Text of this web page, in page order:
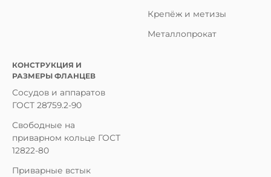
Крепёж и метизы
Металлопрокат
КОНСТРУКЦИЯ И
РАЗМЕРЫ ФЛАНЦЕВ
Сосудов и аппаратов
ГОСТ 28759.2-90
Свободные на
приварном кольце ГОСТ
12822-80
Приварные встык